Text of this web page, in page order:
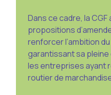
Dans ce cadre, la
propositions
renforcer l’ambition
garantissant sa
les entreprises ayant
routier de